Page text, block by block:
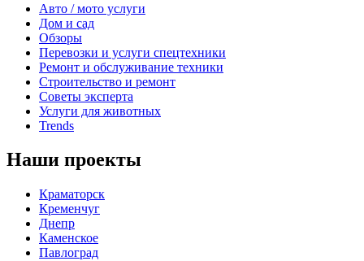
Авто / мото услуги
Дом и сад
Обзоры
Перевозки и услуги спецтехники
Ремонт и обслуживание техники
Строительство и ремонт
Советы эксперта
Услуги для животных
Trends
Наши проекты
Краматорск
Кременчуг
Днепр
Каменское
Павлоград